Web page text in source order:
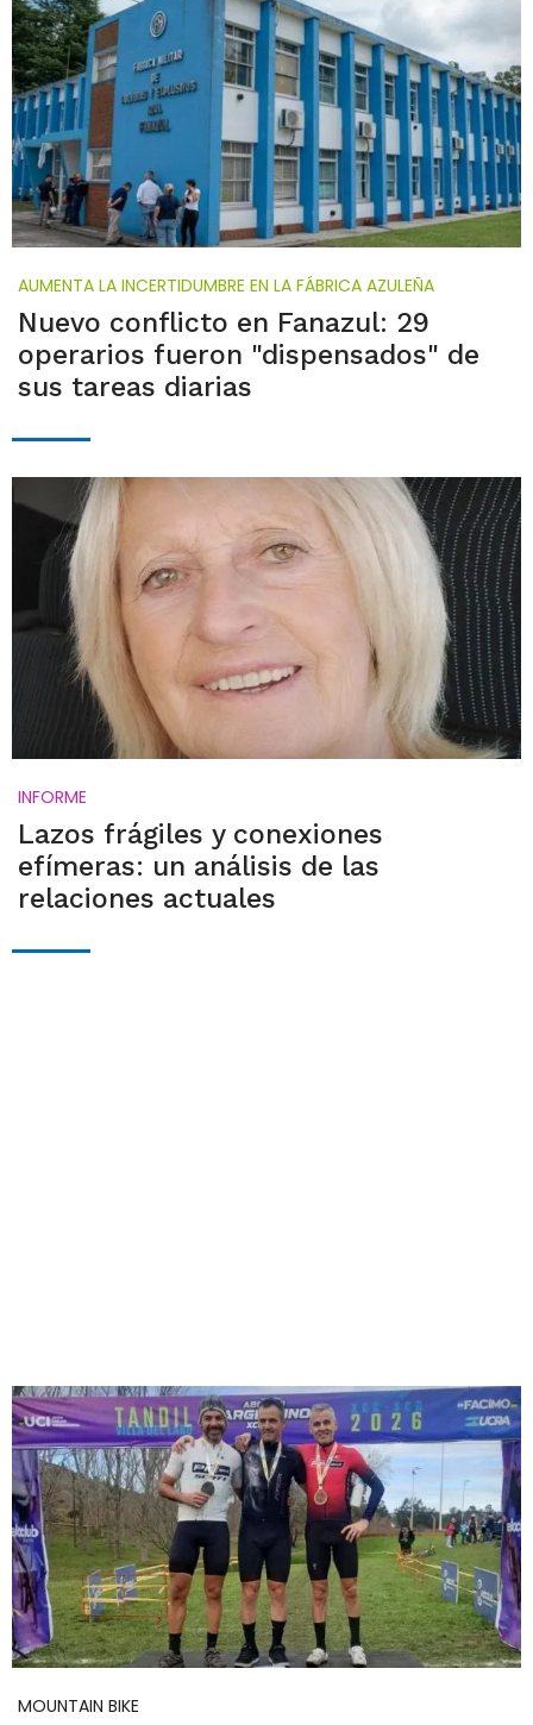
AUMENTA LA INCERTIDUMBRE EN LA FÁBRICA AZULEÑA
Nuevo conflicto en Fanazul: 29
operarios fueron "dispensados" de
sus tareas diarias
INFORME
Lazos frágiles y conexiones
efímeras: un análisis de las
relaciones actuales
MOUNTAIN BIKE